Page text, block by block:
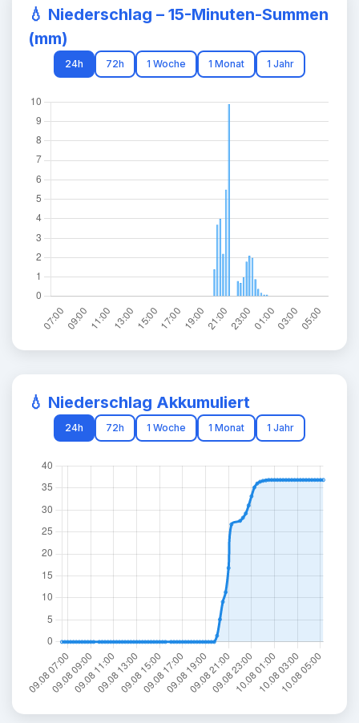
💧 Niederschlag – 15-Minuten-Summen
(mm)
24h 72h 1 Woche 1 Monat 1 Jahr
💧 Niederschlag Akkumuliert
24h 72h 1 Woche 1 Monat 1 Jahr